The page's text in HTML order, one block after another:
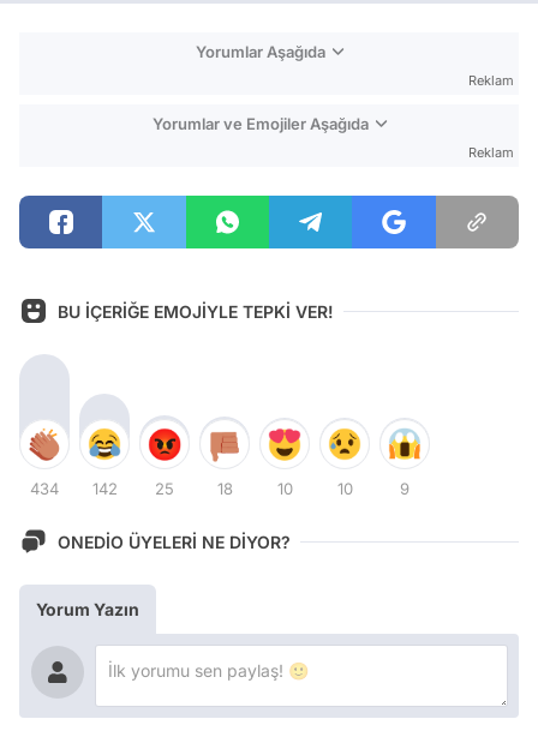
Yorumlar Aşağıda
Reklam
Yorumlar ve Emojiler Aşağıda
Reklam
BU İÇERİĞE EMOJİYLE TEPKİ VER!
434 142 25 18 10 10 9
ONEDİO ÜYELERİ NE DİYOR?
Yorum Yazın